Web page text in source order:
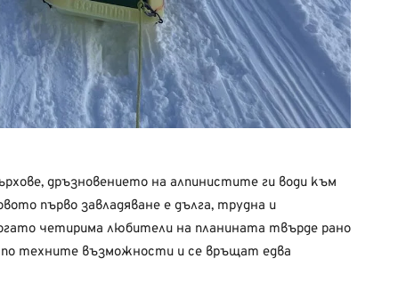
дръзновението на алпинистите ги води към
първо завладяване е дълга, трудна и
четирима любители на планината твърде рано
по техните възможности и се връщат едва